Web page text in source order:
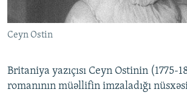
İZ - MƏDƏNIYYƏT PROQRAMI
MATERIALLARIMIZDAN ISTIFADƏ
AZADLIQRADIOSU MOBIL TELEFONUNUZDA
XƏBƏR BÜLLETENLƏRIMIZ
RFE/RL-in bütün saytları
Ceyn Ostin
Britaniya yazıçısı Ceyn Ostinin (1775-
romanının müəllifin imzaladığı